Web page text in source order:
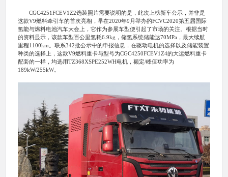
CGC4251FCEV1Z2选装照片需要说明的是，此次上榜新车公示，并非是
这款V9燃料牵引车的首次亮相，早在2020年9月举办的FCVC2020第五届国际
氢能与燃料电池汽车大会上，它作为参展车型便引起了市场的关注。根据当时
的资料显示，该款车型百公里氢耗6.9kg，储氢系统储能达70MPa，最大续航
里程1100km。联系342批公示中的申报信息，在驱动电机的选择以及储能装置
种类的选择上，这款V9燃料重卡与型号为CGC4250FCEV1Z4的大运燃料重卡
配套的一样，均选用TZ368XSPE252WH电机，额定/峰值功率为
189kW/255kW。